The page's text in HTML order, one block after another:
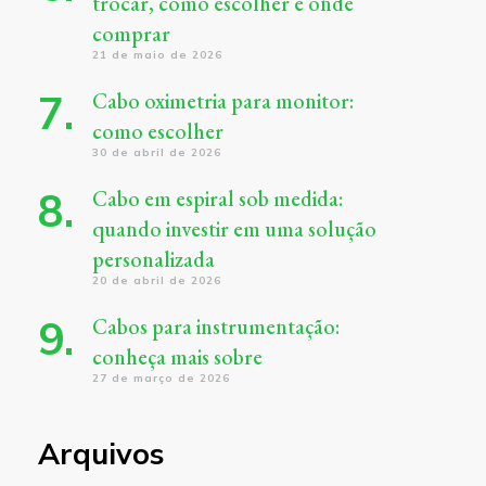
comprar
21 de maio de 2026
Cabo oximetria para monitor:
como escolher
30 de abril de 2026
Cabo em espiral sob medida:
quando investir em uma solução
personalizada
20 de abril de 2026
Cabos para instrumentação:
conheça mais sobre
27 de março de 2026
Arquivos